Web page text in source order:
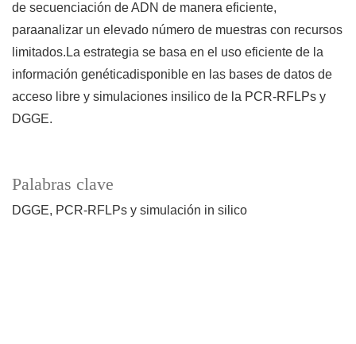
Palabras clave
DGGE PCR-RFLPs y simulación in silico
de secuenciación de ADN de manera eficiente,
paraanalizar un elevado número de muestras con recursos
limitados.La estrategia se basa en el uso eficiente de la
información genéticadisponible en las bases de datos de
acceso libre y simulaciones insilico de la PCR-RFLPs y
DGGE.